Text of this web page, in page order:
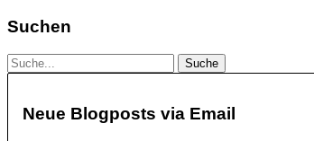
Suchen
Neue Blogposts via Email